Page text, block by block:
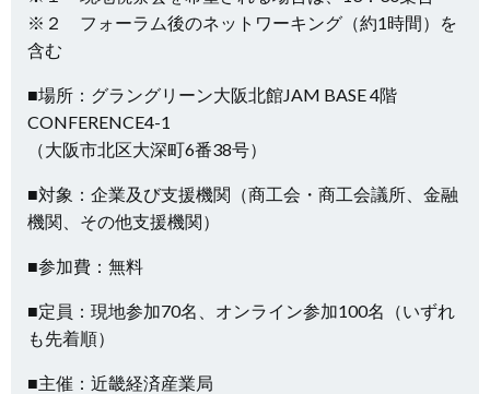
※２ フォーラム後のネットワーキング（約1時間）を
含む
■場所：グラングリーン大阪北館JAM BASE 4階
CONFERENCE4-1
（大阪市北区大深町6番38号）
■対象：企業及び支援機関（商工会・商工会議所、金融
機関、その他支援機関）
■参加費：無料
■定員：現地参加70名、オンライン参加100名（いずれ
も先着順）
■主催：近畿経済産業局